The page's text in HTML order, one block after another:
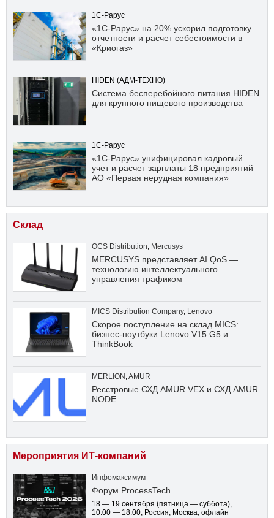
1С-Рарус
«1С-Рарус» на 20% ускорил подготовку
отчетности и расчет себестоимости в
«Криогаз»
HIDEN (АДМ-ТЕХНО)
Система бесперебойного питания HIDEN
для крупного пищевого производства
1С-Рарус
«1С-Рарус» унифицировал кадровый
учет и расчет зарплаты 18 предприятий
АО «Первая нерудная компания»
Склад
OCS Distribution Mercusys
MERCUSYS представляет AI QoS —
технологию интеллектуального
управления трафиком
MICS Distribution Company, Lenovo
Скорое поступление на склад MICS:
бизнес-ноутбуки Lenovo V15 G5 и
ThinkBook
MERLION AMUR
Ресстровые СХД AMUR VEX и СХД AMUR
NODE
Мероприятия ИТ-компаний
Инфомаксимум
Форум ProcessTech
18 — 19 сентября (пятница — суббота),
10:00 — 18:00, Россия, Москва, офлайн